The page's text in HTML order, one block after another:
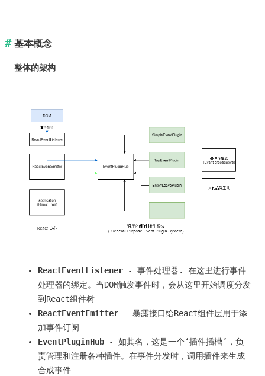
基本概念
整体的架构
ReactEventListener - 事件处理器. 在这里进行事件
处理器的绑定。当DOM触发事件时，会从这里开始调度分发
到React组件树
ReactEventEmitter - 暴露接口给React组件层用于添
加事件订阅
EventPluginHub - 如其名，这是一个‘插件插槽’，负
责管理和注册各种插件。在事件分发时，调用插件来生成
合成事件